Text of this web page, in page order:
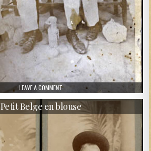
LEAVE A COMMENTON INFANTERIE COLONIALE
Petit Belge en blouse